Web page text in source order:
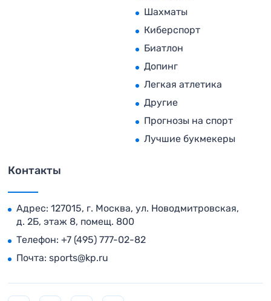
Шахматы
Киберспорт
Биатлон
Допинг
Легкая атлетика
Другие
Прогнозы на спорт
Лучшие букмекеры
Контакты
Адрес: 127015, г. Москва, ул. Новодмитровская,
д. 2Б, этаж 8, помещ. 800
Телефон: +7 (495) 777-02-82
Почта: sports@kp.ru